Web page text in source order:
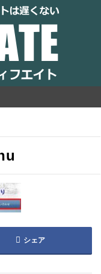
らでもアフィリ
い
シェア